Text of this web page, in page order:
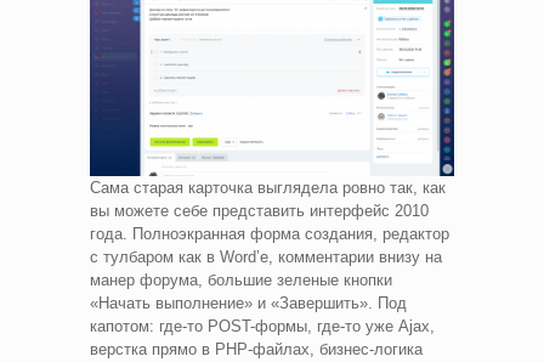
Сама старая карточка выглядела ровно так, как
вы можете себе представить интерфейс 2010
года. Полноэкранная форма создания, редактор
с тулбаром как в Word’е, комментарии внизу на
манер форума, большие зеленые кнопки
«Начать выполнение» и «Завершить». Под
капотом: где-то POST-формы, где-то уже Ajax,
верстка прямо в PHP-файлах, бизнес-логика